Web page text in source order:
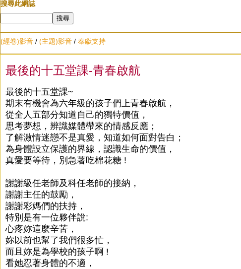
搜尋此網誌
(經卷)影音 / (主題)影音 / 奉獻支持
最後的十五堂課-青春啟航
最後的十五堂課~
期末有機會為六年級的孩子們上青春啟航，
從全人五部分知道自己的獨特價值，
思考夢想，辨識媒體帶來的情感反應；
了解激情迷戀不是真愛，知道如何面對告白；
為身體設立保護的界線，認識生命的價值，
真愛要等待，別急著吃棉花糖 !
謝謝級任老師及科任老師的接納，
謝謝主任的鼓勵，
謝謝彩媽們的扶持，
特別是有一位夥伴說:
心疼妳這麼辛苦，
妳以前也幫了我們很多忙，
而且妳是為學校的孩子啊 !
看她忍著身體的不適，